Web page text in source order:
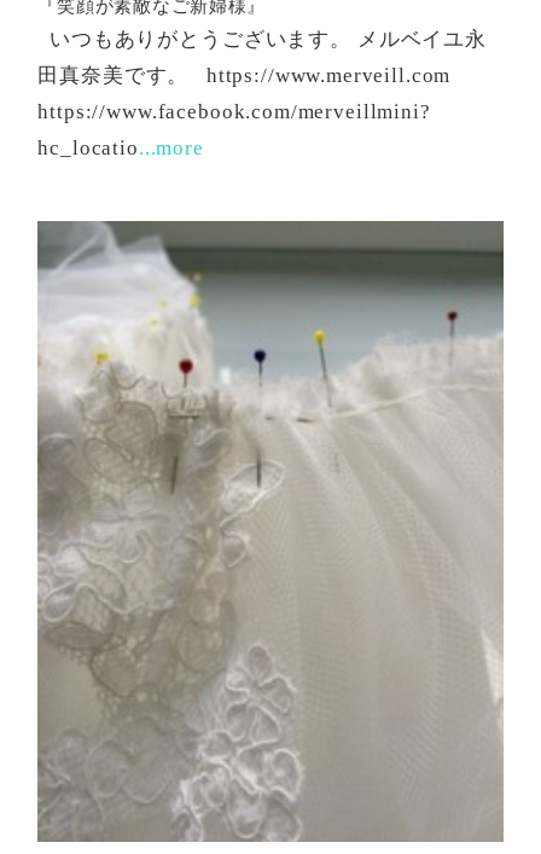
『笑顔が素敵なご新婦様』
いつもありがとうございます。 メルベイユ永
田真奈美です。 https://www.merveill.com
https://www.facebook.com/merveillmini?
hc_locatio...more